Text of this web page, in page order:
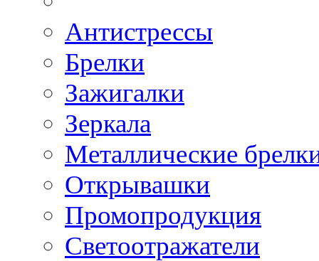
Антистрессы
Брелки
Зажигалки
Зеркала
Металлические
Открывашки
Промопродукция
Светоотражатели